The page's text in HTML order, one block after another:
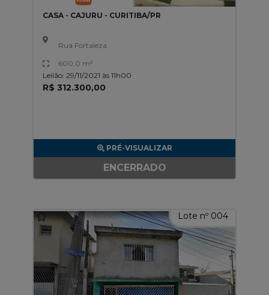
CASA - CAJURU - CURITIBA/PR
Rua Fortaleza
600,0 m²
Leilão: 29/11/2021 às 11h00
R$ 312.300,00
PRÉ-VISUALIZAR
ENCERRADO
Lote nº 004